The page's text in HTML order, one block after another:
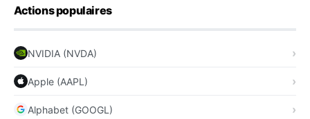
Actions populaires
NVIDIA (NVDA)
Apple (AAPL)
Alphabet (GOOGL)